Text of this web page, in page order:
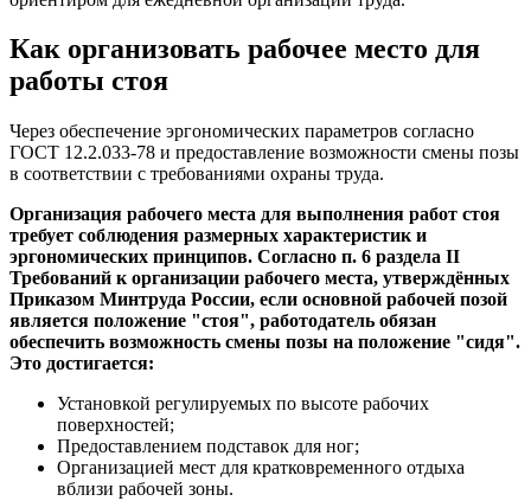
Как организовать рабочее место для
работы стоя
Через обеспечение эргономических параметров согласно
ГОСТ 12.2.033-78 и предоставление возможности смены позы
в соответствии с требованиями охраны труда.
Организация рабочего места для выполнения работ стоя
требует соблюдения размерных характеристик и
эргономических принципов. Согласно п. 6 раздела II
Требований к организации рабочего места, утверждённых
Приказом Минтруда России, если основной рабочей позой
является положение "стоя", работодатель обязан
обеспечить возможность смены позы на положение "сидя".
Это достигается:
Установкой регулируемых по высоте рабочих
поверхностей;
Предоставлением подставок для ног;
Организацией мест для кратковременного отдыха
вблизи рабочей зоны.